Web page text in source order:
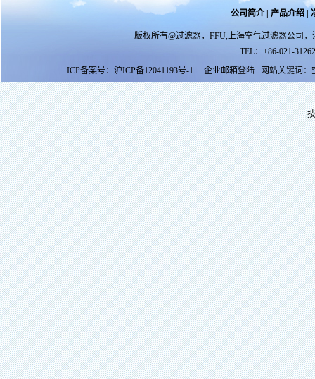
公司简介| 产品介绍|
版权所有@过滤器，FFU,上海空气过滤器公司
TEL：+86-021-
ICP备案号： 沪ICP备12041193号-1 企业邮箱登陆网站关键词：